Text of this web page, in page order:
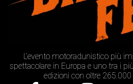
L’evento motoradunistico più
spettacolare in Europa e uno tra i
edizioni con oltre